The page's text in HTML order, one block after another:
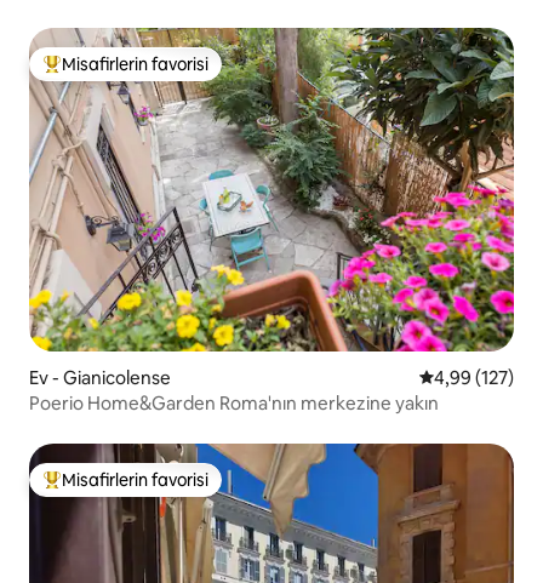
Misafirlerin favorilerinden en beğenilenler arasında
Misafirlerin favorisi
Ev - Gianicolense 5 üzerinden
4,99 (127)
Poerio Home&Garden Roma'nın merkezine yakın
Misafirlerin favorilerinden en beğenilenler arasında
Misafirlerin favorisi